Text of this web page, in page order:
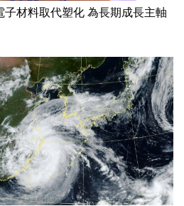
子材料取代塑化 為長期成長主軸